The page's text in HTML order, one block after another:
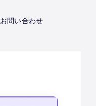
お問い合わせ